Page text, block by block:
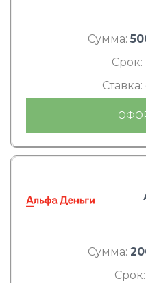
Сумма:
Срок:
Ставка:
Сумма:
Срок: